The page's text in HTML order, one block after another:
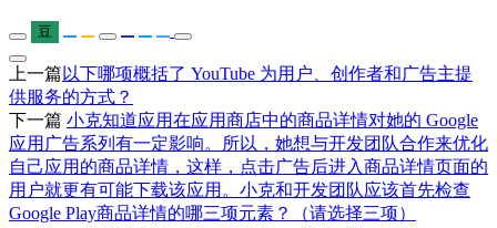
豆
上一篇以下哪项概括了 YouTube 为用户、创作者和广告主提
供服务的方式？
下一篇 小克知道应用在应用商店中的商品详情对她的 Google
应用广告系列有一定影响。所以，她想与开发团队合作来优化
自己应用的商品详情，这样，点击广告后进入商品详情页面的
用户就更有可能下载该应用。小克和开发团队应该首先检查
Google Play商品详情的哪三项元素？（请选择三项）